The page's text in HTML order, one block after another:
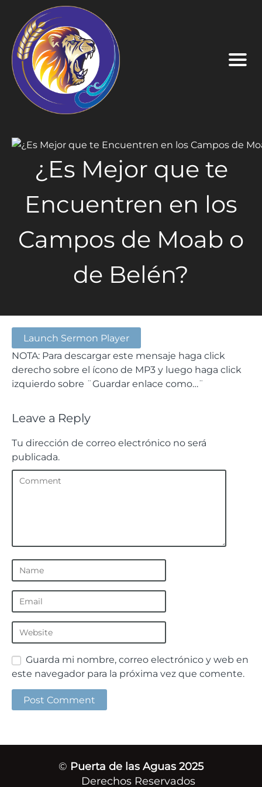
¿Es Mejor que te
Encuentren en los
Campos de Moab o
de Belén?
Launch Sermon Player
NOTA: Para descargar este mensaje haga click
derecho sobre el ícono de MP3 y luego haga click
izquierdo sobre ¨Guardar enlace como…¨
Leave a Reply
Tu dirección de correo electrónico no será
publicada.
Guarda mi nombre, correo electrónico y web en
este navegador para la próxima vez que comente.
© Puerta de las Aguas 2025
Derechos Reservados